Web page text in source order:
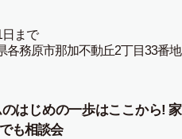
日まで
各務原市那加不動丘2丁目33番地
はじめの一歩はここから! 家
も相談会